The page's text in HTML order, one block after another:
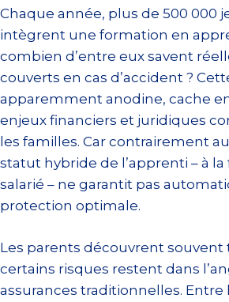
Chaque année, plus de 500 000
intègrent une formation en
combien d’entre eux savent
couverts en cas d’accident ?
apparemment anodine, cache
enjeux financiers et juridiques
les familles. Car contrairement
statut hybride de l’apprenti – à
salarié – ne garantit pas
protection optimale.
Les parents découvrent souvent
certains risques restent dans
assurances traditionnelles. Entre